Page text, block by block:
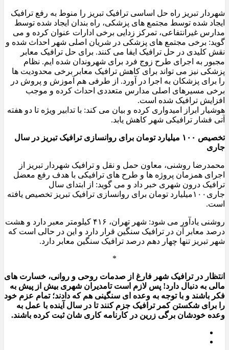
شهردار تبریز راه حل اساسی ترافیک تبریز را منوط به رفع ترافیک
ایجاد شده توسط مجتمع های پزشکی، راه بندان ایجاد شده توسط
مدارس غیرانتفاعی، تمرکز زدایی برخی ادارات عنوان کرده و می
گوید: برخی مجتمع های پزشکی در شریان اصلی شهر احداث شده و
نقش کلیدی در حل ترافیک ایفا می کنند. برای حل ترافیک معابر
مجبور به اجرای طرح زوج فرد برای شهروندان شده ایم. نظام
پزشکی نیز می تواند برای کاهش ترافیک معابر برخی محدودیت ها
را برای پزشکان به اجرا در آورد. از طرفی هم آموزش و پروش در
برخی مسیرهای اصلی مدارس متعددی احداث کرده و موجب
افزایش ترافیک شده است.
هوشیار ابراز امیدواری کرده و بیان می کند: با تدابیر ویژه تا دو هفته
آتی فشار ترافیکی شهر کاهش یابد.
تخصیص ۱۰۰ میلیارد تومان برای روانسازی ترافیک تبریز در سال
جاری
محمدرضا روشنی، معاون حمل و نقل و ترافیک شهردار تبریز از
اجرای همزمان پروژه ها و طرح های ترافیکی با هدف رفع معضل
ترافیک درون شهری خبر داد و می گوید: از ابتدای سال
جاری۱۰۰میلیارد تومان برای روانسازی ترافیک تبریز تخصیص یافته
است.
روشنی یادآور می شود: شهر تهران، ۴۱۶ کیلومتر معبر دارد و هشت
درصد معابر آن در ترافیک سنگین قرار دارد و این در حالی است که
شهر تبریز تنها چهار دهم درصد ترافیک سنگین معابر دارد.
*
انتظار در ترافیک شهر فارغ از صدمات روحی و روانی، خسارت های
مالی به دنبال دارد! پس لازم است تامدیران شهری بیش از پیش به
فکر باشند و با توجه به وعده ای سنگینی هم که دادند؛ تمام عزم خود
را برای شکستن کمر ترافیک جزم کنند تا در سال آینده با عمل به
وعده خودشان برگی زرین در کارنامه کاری شان ثبت کرده باشند.